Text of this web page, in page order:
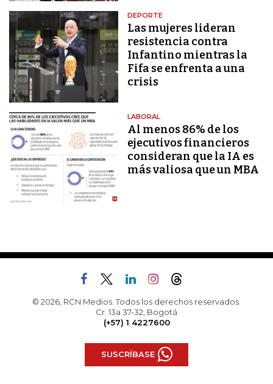
DEPORTE
Las mujeres lideran
resistencia contra
Infantino mientras la
Fifa se enfrenta a una
crisis
LABORAL
Al menos 86% de los
ejecutivos financieros
consideran que la IA es
más valiosa que un MBA
© 2026, RCN Medios. Todos los derechos reservados.
Cr. 13a 37-32, Bogotá
(+57) 1 4227600
SUSCRÍBASE